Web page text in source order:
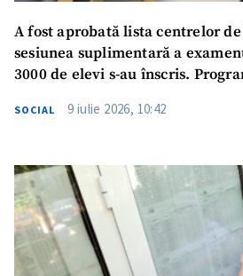
A fost aprobată lista centrelor
sesiunea suplimentară a
3000 de elevi s-au înscris.
SOCIAL 9 iulie 2026, 10:42